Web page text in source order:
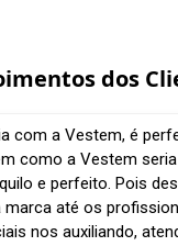
dos
com a Vestem, é
como a Vestem
e perfeito. Pois
marca até os
nos auxiliando,